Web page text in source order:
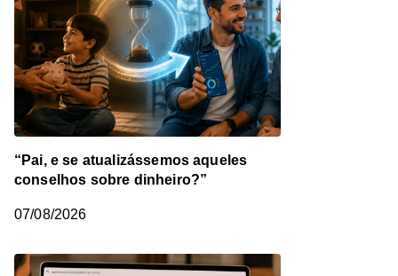
“Pai, e se atualizássemos aqueles
conselhos sobre dinheiro?”
07/08/2026